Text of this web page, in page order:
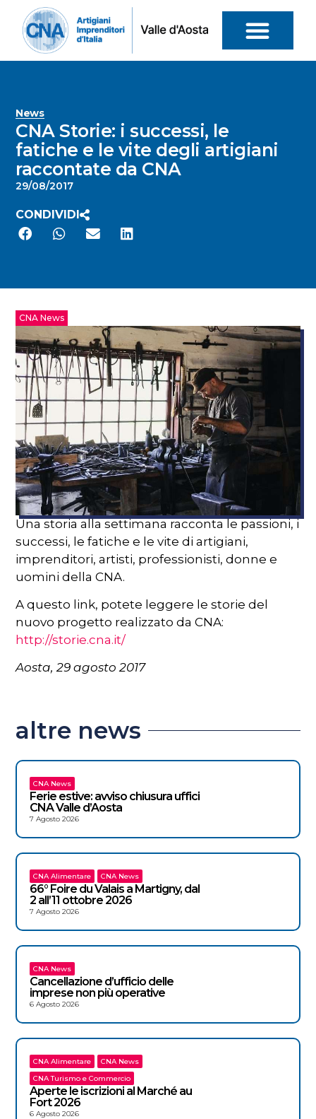
News
CNA Storie: i successi, le
fatiche e le vite degli artigiani
raccontate da CNA
29/08/2017
CONDIVIDI
CNA News
Una storia alla settimana racconta le passioni, i
successi, le fatiche e le vite di artigiani,
imprenditori, artisti, professionisti, donne e
uomini della CNA.
A questo link, potete leggere le storie del
nuovo progetto realizzato da CNA:
http://storie.cna.it/
Aosta, 29 agosto 2017
altre news
CNA News
Ferie estive: avviso chiusura uffici
CNA Valle d’Aosta
7 Agosto 2026
CNA Alimentare CNA News
66° Foire du Valais a Martigny, dal
2 all’11 ottobre 2026
7 Agosto 2026
CNA News
Cancellazione d’ufficio delle
imprese non più operative
6 Agosto 2026
CNA Alimentare
CNA News
CNA Turismo e Commercio
Aperte le iscrizioni al Marché au
Fort 2026
6 Agosto 2026